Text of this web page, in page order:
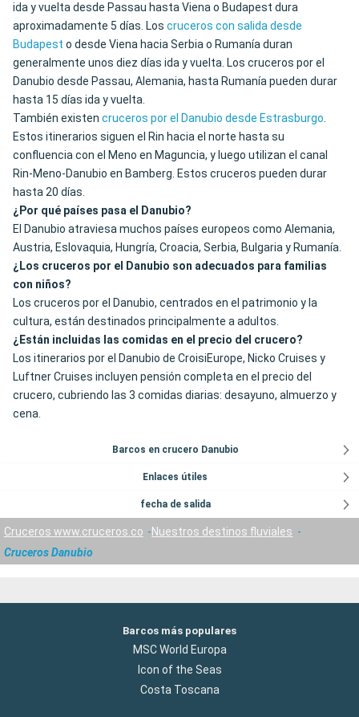
ida y vuelta desde Passau hasta Viena o Budapest dura
aproximadamente 5 días. Los cruceros con salida desde
Budapest o desde Viena hacia Serbia o Rumanía duran
generalmente unos diez días ida y vuelta. Los cruceros por el
Danubio desde Passau, Alemania, hasta Rumanía pueden durar
hasta 15 días ida y vuelta.
También existen cruceros por el Danubio desde Estrasburgo.
Estos itinerarios siguen el Rin hacia el norte hasta su
confluencia con el Meno en Maguncia, y luego utilizan el canal
Rin-Meno-Danubio en Bamberg. Estos cruceros pueden durar
hasta 20 días.
¿Por qué países pasa el Danubio?
El Danubio atraviesa muchos países europeos como Alemania,
Austria, Eslovaquia, Hungría, Croacia, Serbia, Bulgaria y Rumanía.
¿Los cruceros por el Danubio son adecuados para familias
con niños?
Los cruceros por el Danubio, centrados en el patrimonio y la
cultura, están destinados principalmente a adultos.
¿Están incluidas las comidas en el precio del crucero?
Los itinerarios por el Danubio de CroisiEurope, Nicko Cruises y
Luftner Cruises incluyen pensión completa en el precio del
crucero, cubriendo las 3 comidas diarias: desayuno, almuerzo y
cena.
Barcos en crucero Danubio
Enlaces útiles
fecha de salida
Cruceros www.cruceros.co
Nuestros destinos fluviales
Cruceros Danubio
Barcos más populares
MSC World Europa
Icon of the Seas
Costa Toscana